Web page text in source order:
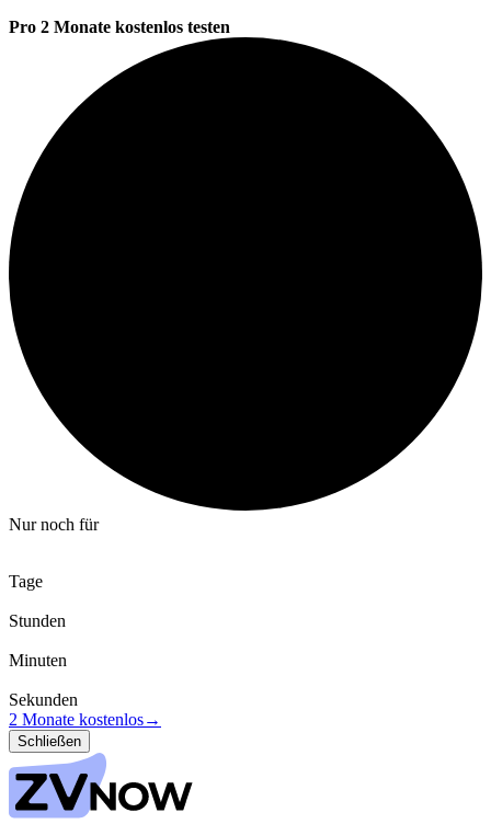
Pro 2 Monate kostenlos testen
Nur noch für
Tage
Stunden
Minuten
Sekunden
2 Monate kostenlos→
Schließen